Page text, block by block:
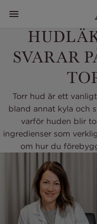
SVARAR
Torr hud är ett
bland annat kyla och
varför huden blir
ingredienser som
om hur du